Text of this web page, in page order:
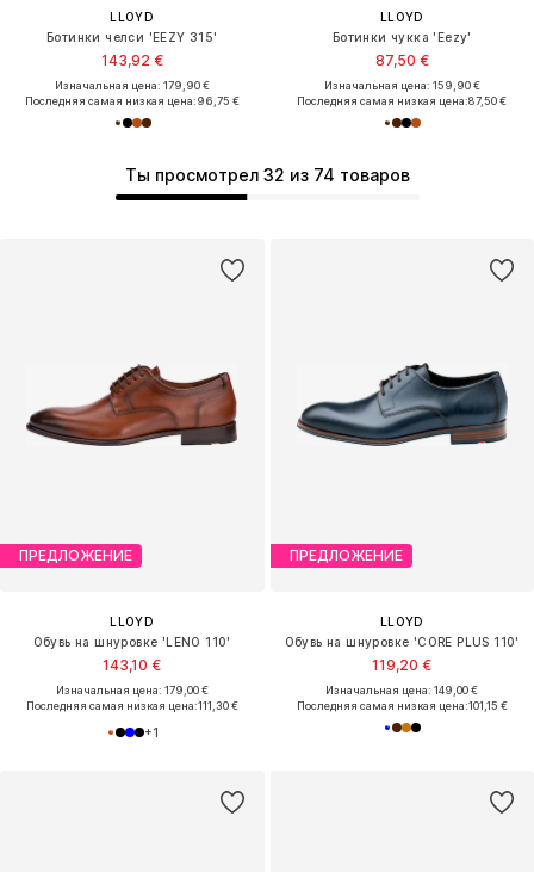
LLOYD
Ботинки челси 'EEZY 315'
143,92 €
Изначальная цена: 179,90 €
Последняя самая низкая цена:96,75 €
LLOYD
Ботинки чукка 'Eezy'
87,50 €
Изначальная цена: 159,90 €
Последняя самая низкая цена:87,50 €
Ты просмотрел 32 из 74 товаров
ПРЕДЛОЖЕНИЕ
LLOYD
Обувь на шнуровке 'LENO 110'
143,10 €
Изначальная цена: 179,00 €
Последняя самая низкая цена:111,30 €
+1
ПРЕДЛОЖЕНИЕ
LLOYD
Обувь на шнуровке 'CORE PLUS 110'
119,20 €
Изначальная цена: 149,00 €
Последняя самая низкая цена:101,15 €